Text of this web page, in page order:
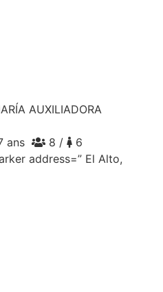
AUXILIADORA
ans
8 /
6
address=” El Alto,